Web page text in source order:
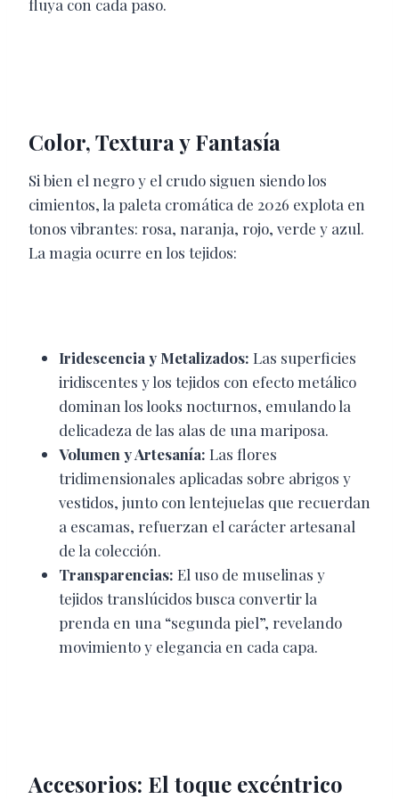
fluya con cada paso.
Color, Textura y Fantasía
Si bien el negro y el crudo siguen siendo los
cimientos, la paleta cromática de 2026 explota en
tonos vibrantes: rosa, naranja, rojo, verde y azul.
La magia ocurre en los tejidos:
Iridescencia y Metalizados: Las superficies
iridiscentes y los tejidos con efecto metálico
dominan los looks nocturnos, emulando la
delicadeza de las alas de una mariposa.
Volumen y Artesanía: Las flores
tridimensionales aplicadas sobre abrigos y
vestidos, junto con lentejuelas que recuerdan
a escamas, refuerzan el carácter artesanal
de la colección.
Transparencias: El uso de muselinas y
tejidos translúcidos busca convertir la
prenda en una “segunda piel”, revelando
movimiento y elegancia en cada capa.
Accesorios: El toque excéntrico